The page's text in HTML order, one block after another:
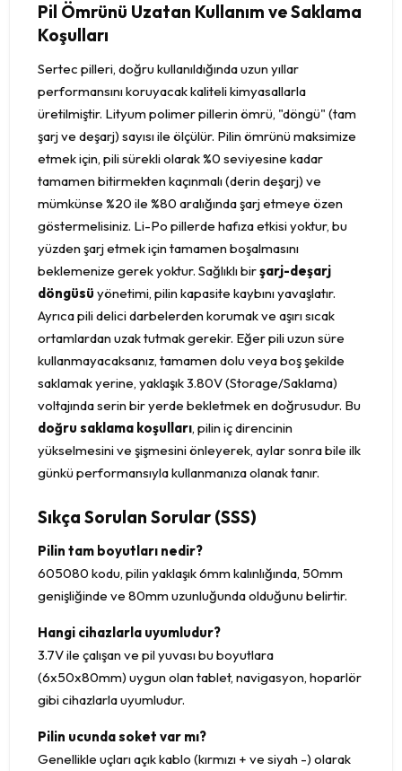
Pil Ömrünü Uzatan Kullanım ve Saklama
Koşulları
Sertec pilleri, doğru kullanıldığında uzun yıllar
performansını koruyacak kaliteli kimyasallarla
üretilmiştir. Lityum polimer pillerin ömrü, "döngü" (tam
şarj ve deşarj) sayısı ile ölçülür. Pilin ömrünü maksimize
etmek için, pili sürekli olarak %0 seviyesine kadar
tamamen bitirmekten kaçınmalı (derin deşarj) ve
mümkünse %20 ile %80 aralığında şarj etmeye özen
göstermelisiniz. Li-Po pillerde hafıza etkisi yoktur, bu
yüzden şarj etmek için tamamen boşalmasını
beklemenize gerek yoktur. Sağlıklı birşarj-deşarj
döngüsü yönetimi, pilin kapasite kaybını yavaşlatır.
Ayrıca pili delici darbelerden korumak ve aşırı sıcak
ortamlardan uzak tutmak gerekir. Eğer pili uzun süre
kullanmayacaksanız, tamamen dolu veya boş şekilde
saklamak yerine, yaklaşık 3.80V (Storage/Saklama)
voltajında serin bir yerde bekletmek en doğrusudur. Bu
doğru saklama koşulları, pilin iç direncinin
yükselmesini ve şişmesini önleyerek, aylar sonra bile ilk
günkü performansıyla kullanmanıza olanak tanır.
Sıkça Sorulan Sorular (SSS)
Pilin tam boyutları nedir?
605080 kodu, pilin yaklaşık 6mm kalınlığında, 50mm
genişliğinde ve 80mm uzunluğunda olduğunu belirtir.
Hangi cihazlarla uyumludur?
3.7V ile çalışan ve pil yuvası bu boyutlara
(6x50x80mm) uygun olan tablet, navigasyon, hoparlör
gibi cihazlarla uyumludur.
Pilin ucunda soket var mı?
Genellikle uçları açık kablo (kırmızı + ve siyah -) olarak